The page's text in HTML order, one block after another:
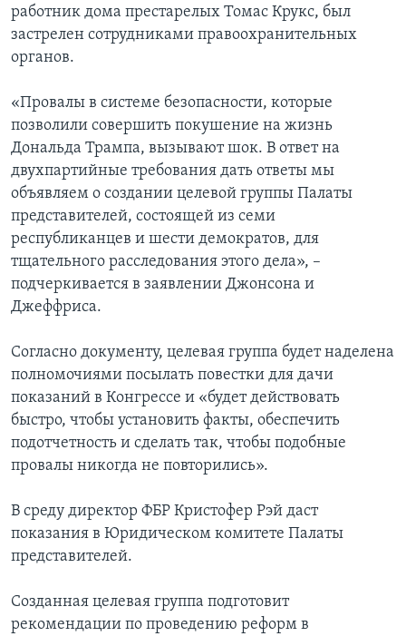
работник дома престарелых Томас Крукс, был
застрелен сотрудниками правоохранительных
органов.
«Провалы в системе безопасности, которые
позволили совершить покушение на жизнь
Дональда Трампа, вызывают шок. В ответ на
двухпартийные требования дать ответы мы
объявляем о создании целевой группы Палаты
представителей, состоящей из семи
республиканцев и шести демократов, для
тщательного расследования этого дела», –
подчеркивается в заявлении Джонсона и
Джеффриса.
Согласно документу, целевая группа будет наделена
полномочиями посылать повестки для дачи
показаний в Конгрессе и «будет действовать
быстро, чтобы установить факты, обеспечить
подотчетность и сделать так, чтобы подобные
провалы никогда не повторились».
В среду директор ФБР Кристофер Рэй даст
показания в Юридическом комитете Палаты
представителей.
Созданная целевая группа подготовит
рекомендации по проведению реформ в